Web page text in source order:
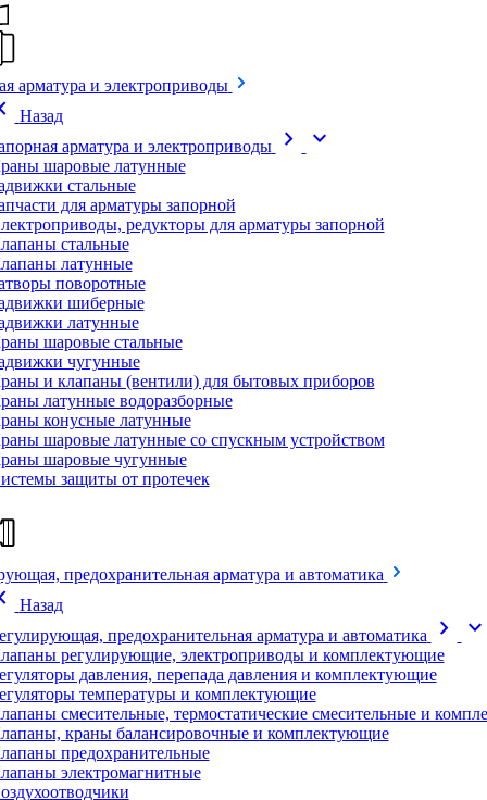
арматура и электроприводы
Назад
арматура и электроприводы
chevron_right expand_more
шаровые латунные
стальные
для арматуры запорной
редукторы для арматуры запорной
стальные
латунные
поворотные
шиберные
латунные
шаровые стальные
чугунные
и клапаны (вентили) для бытовых приборов
латунные водоразборные
конусные латунные
шаровые латунные со спускным устройством
шаровые чугунные
защиты от протечек
предохранительная арматура и автоматика
Назад
предохранительная арматура и автоматика
chevron_right expand_more
регулирующие, электроприводы и комплектующие
давления, перепада давления и комплектующие
температуры и комплектующие
смесительные, термостатические смесительные и
краны балансировочные и комплектующие
предохранительные
электромагнитные